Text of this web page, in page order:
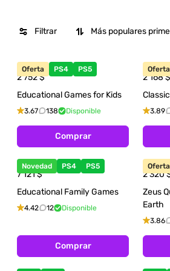
Filtrar Más populares
Oferta PS4 PS5
2 752$
Educational Games for Kids
3.67 138 Disponible
Comprar
Oferta
2 168$
3.89
Novedad PS4 PS5
7 121$
Educational Family Games
4.42 12 Disponible
Comprar
Oferta
2 320
Zeus
Earth
3.86